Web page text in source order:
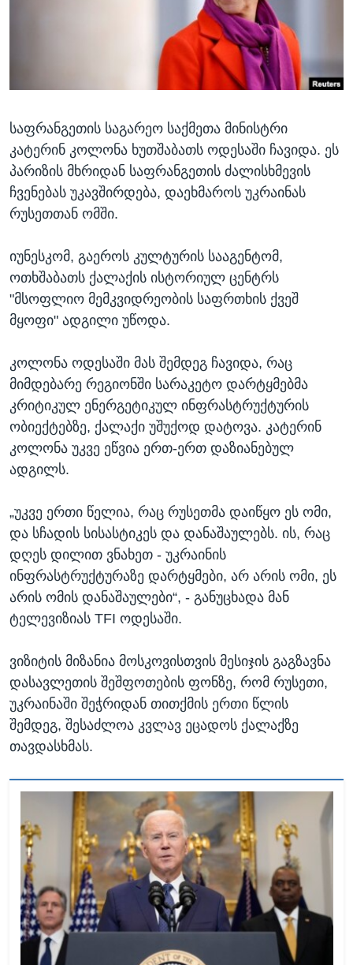
ᲙᲣᲚᲢᲣᲠᲐ
ᲒᲐᲚᲘᲚᲔᲝ
ᲓᲔᲖᲘᲜᲤᲝᲠᲛᲐᲪᲘᲐ
ენები
საფრანგეთის საგარეო საქმეთა მინისტრი
კატერინ კოლონა ხუთშაბათს ოდესაში ჩავიდა. ეს
პარიზის მხრიდან საფრანგეთის ძალისხმევის
ჩვენებას უკავშირდება, დაეხმაროს უკრაინას
რუსეთთან ომში.
იუნესკომ, გაეროს კულტურის სააგენტომ,
ოთხშაბათს ქალაქის ისტორიულ ცენტრს
"მსოფლიო მემკვიდრეობის საფრთხის ქვეშ
მყოფი" ადგილი უწოდა.
კოლონა ოდესაში მას შემდეგ ჩავიდა, რაც
მიმდებარე რეგიონში სარაკეტო დარტყმებმა
კრიტიკულ ენერგეტიკულ ინფრასტრუქტურის
ობიექტებზე, ქალაქი უშუქოდ დატოვა. კატერინ
კოლონა უკვე ეწვია ერთ-ერთ დაზიანებულ
ადგილს.
„უკვე ერთი წელია, რაც რუსეთმა დაიწყო ეს ომი,
და სჩადის სისასტიკეს და დანაშაულებს. ის, რაც
დღეს დილით ვნახეთ - უკრაინის
ინფრასტრუქტურაზე დარტყმები, არ არის ომი, ეს
არის ომის დანაშაულები“, - განუცხადა მან
ტელევიზიას TFI ოდესაში.
ვიზიტის მიზანია მოსკოვისთვის მესიჯის გაგზავნა
დასავლეთის შეშფოთების ფონზე, რომ რუსეთი,
უკრაინაში შეჭრიდან თითქმის ერთი წლის
შემდეგ, შესაძლოა კვლავ ეცადოს ქალაქზე
თავდასხმას.